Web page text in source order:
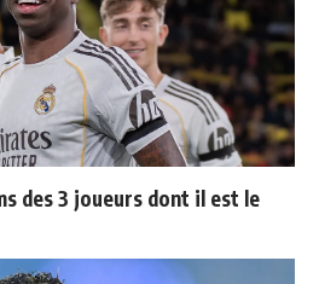
des 3 joueurs dont il est le